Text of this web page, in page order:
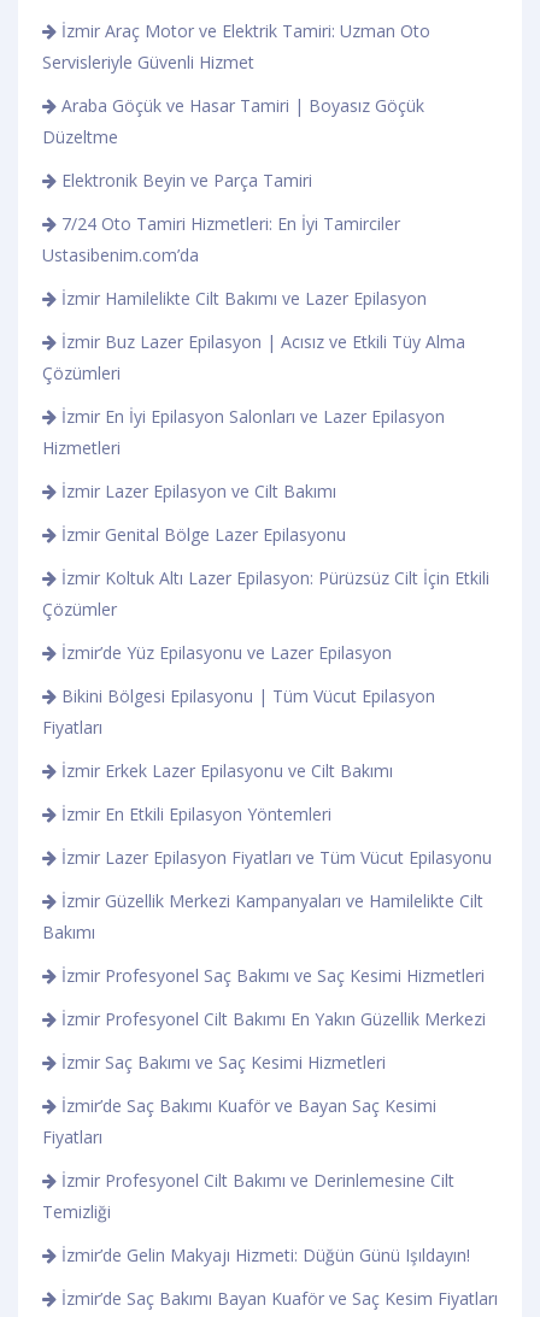
İzmir Araç Motor ve Elektrik Tamiri: Uzman Oto
Servisleriyle Güvenli Hizmet
Araba Göçük ve Hasar Tamiri | Boyasız Göçük
Düzeltme
Elektronik Beyin ve Parça Tamiri
7/24 Oto Tamiri Hizmetleri: En İyi Tamirciler
Ustasibenim.com’da
İzmir Hamilelikte Cilt Bakımı ve Lazer Epilasyon
İzmir Buz Lazer Epilasyon | Acısız ve Etkili Tüy Alma
Çözümleri
İzmir En İyi Epilasyon Salonları ve Lazer Epilasyon
Hizmetleri
İzmir Lazer Epilasyon ve Cilt Bakımı
İzmir Genital Bölge Lazer Epilasyonu
İzmir Koltuk Altı Lazer Epilasyon: Pürüzsüz Cilt İçin Etkili
Çözümler
İzmir’de Yüz Epilasyonu ve Lazer Epilasyon
Bikini Bölgesi Epilasyonu | Tüm Vücut Epilasyon
Fiyatları
İzmir Erkek Lazer Epilasyonu ve Cilt Bakımı
İzmir En Etkili Epilasyon Yöntemleri
İzmir Lazer Epilasyon Fiyatları ve Tüm Vücut Epilasyonu
İzmir Güzellik Merkezi Kampanyaları ve Hamilelikte Cilt
Bakımı
İzmir Profesyonel Saç Bakımı ve Saç Kesimi Hizmetleri
İzmir Profesyonel Cilt Bakımı En Yakın Güzellik Merkezi
İzmir Saç Bakımı ve Saç Kesimi Hizmetleri
İzmir’de Saç Bakımı Kuaför ve Bayan Saç Kesimi
Fiyatları
İzmir Profesyonel Cilt Bakımı ve Derinlemesine Cilt
Temizliği
İzmir’de Gelin Makyajı Hizmeti: Düğün Günü Işıldayın!
İzmir’de Saç Bakımı Bayan Kuaför ve Saç Kesim Fiyatları